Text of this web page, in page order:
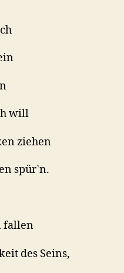
will
ziehen
spür`n.
fallen
des Seins,